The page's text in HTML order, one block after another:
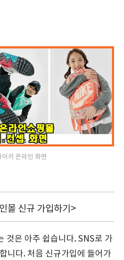
이키 온라인 화면
몰 신규 가입하기>
것은 아주 쉽습니다. SNS로 가
니다. 처음 신규가입에 들어가